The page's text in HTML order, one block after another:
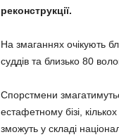
реконструкції.
На змаганнях очікують
суддів та близько 80
Спорстмени
естафетному бізі,
зможуть у складі